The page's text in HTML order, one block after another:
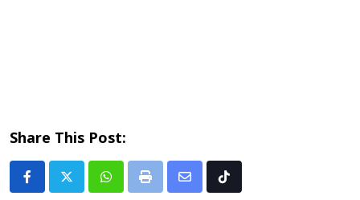
Share This Post:
Whatsapp
Print
Share Tiktok